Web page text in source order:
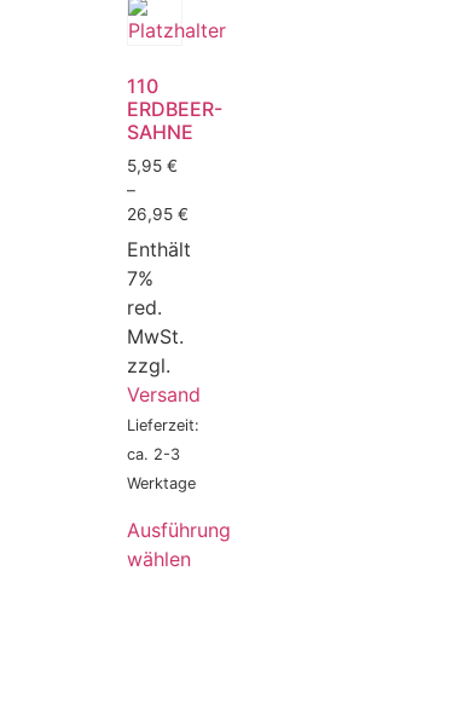
110
ERDBEER-
SAHNE
5,95€
–
26,95€
Enthält
7%
red.
MwSt.
zzgl.
Versand
Lieferzeit:
ca. 2-3
Werktage
Ausführung
wählen